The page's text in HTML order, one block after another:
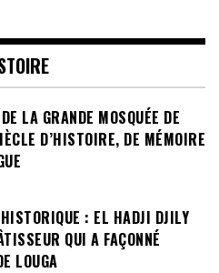
LA GRANDE MOSQUÉE DE
D’HISTOIRE, DE MÉMOIRE
: EL HADJI DJILY
QUI A FAÇONNÉ
LOUGA